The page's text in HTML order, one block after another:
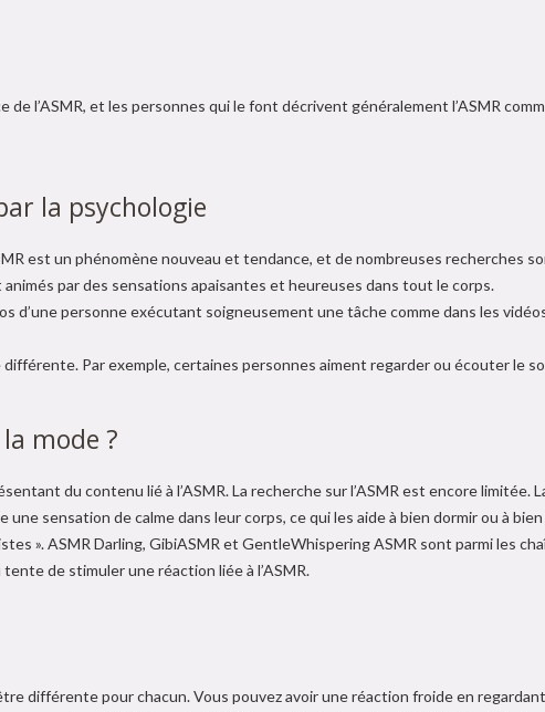
l’ASMR, et les personnes qui le font décrivent généralement l’ASMR
la psychologie
est un phénomène nouveau et tendance, et de nombreuses recherches
par des sensations apaisantes et heureuses dans tout le corps.
d’une personne exécutant soigneusement une tâche comme dans les
Par exemple, certaines personnes aiment regarder ou écouter le
mode ?
du contenu lié à l’ASMR. La recherche sur l’ASMR est encore limitée.
sensation de calme dans leur corps, ce qui les aide à bien dormir ou à
». ASMR Darling, GibiASMR et GentleWhispering ASMR sont parmi les
de stimuler une réaction liée à l’ASMR.
différente pour chacun. Vous pouvez avoir une réaction froide en